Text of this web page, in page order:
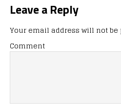
Leave a Reply
Your email address will not be
Comment